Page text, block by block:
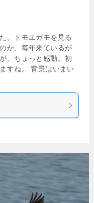
。トモエガモを見る
か、毎年来ているが
、ちょっと感動。初
すね。 背景はいまい